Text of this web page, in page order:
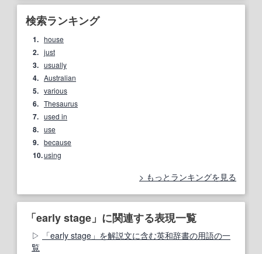
検索ランキング
1. house
2. just
3. usually
4. Australian
5. various
6. Thesaurus
7. used in
8. use
9. because
10.using
もっとランキングを見る
「early stage」に関連する表現一覧
「early stage」を解説文に含む英和辞書の用語の一
覧